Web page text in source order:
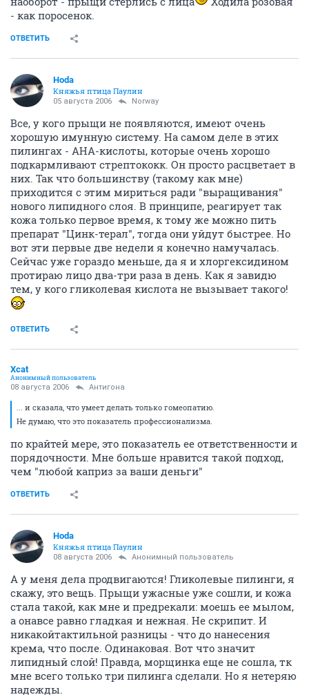
- как поросенок.
ОТВЕТИТЬ
Hoda
Княжья птица Паулин
05 августа 2006 Norway
Все, у кого прыщи не появляются, имеют очень
хорошую имунную систему. На самом деле в этих
пилингах - АНА-кислоты, которые очень хорошо
подкармливают стрептококк. Он просто расцветает в
них. Так что большинству (такому как мне)
приходится с этим мириться ради "выращивания"
нового липидного слоя. В принципе, реагирует так
кожа только первое время, к тому же можно пить
препарат "Цинк-терал", тогда они уйдут быстрее. Но
вот эти первые две недели я конечно намучалась.
Сейчас уже гораздо меньше, да я и хлоргексидином
протираю лицо два-три раза в день. Как я завидю
тем, у кого гликолевая кислота не вызывает такого!
ОТВЕТИТЬ
Xcat
Анонимный пользователь
08 августа 2006 Антигона
... и сказала, что умеет делать только гомеопатию.
Не думаю, что это показатель профессионализма.
по крайтей мере, это показатель ее ответственности и
порядочности. Мне больше нравится такой подход,
чем "любой каприз за ваши деньги"
ОТВЕТИТЬ
Hoda
Княжья птица Паулин
08 августа 2006 Анонимный пользователь
А у меня дела продвигаются! Гликолевые пилинги, я
скажу, это вещь. Прыщи ужасные уже сошли, и кожа
стала такой, как мне и предрекали: моешь ее мылом,
а онавсе равно гладкая и нежная. Не скрипит. И
никакойтактильной разницы - что до нанесения
крема, что после. Одинаковая. Вот что значит
липидный слой! Правда, морщинка еще не сошла, тк
мне всего только три пилинга сделали. Но я нетеряю
надежды.